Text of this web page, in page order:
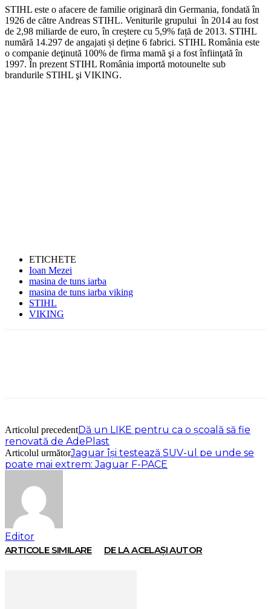
STIHL este o afacere de familie originară din Germania, fondată în
1926 de către Andreas STIHL. Veniturile grupului în 2014 au fost
de 2,98 miliarde de euro, în creștere cu 5,9% față de 2013. STIHL
numără 14.297 de angajati și deține 6 fabrici. STIHL România este
o companie deţinută 100% de firma mamă şi a fost înfiinţată în
1997. În prezent STIHL România importă motounelte sub
brandurile STIHL şi VIKING.
ETICHETE
Ioan Mezei
masina de tuns iarba
masina de tuns iarba viking
STIHL
VIKING
Articolul precedentDă un LIKE pentru ca o școală să fie
renovată de AdePlast
Articolul următorJaguar îşi testează SUV-ul pe unde se
poate mai extrem: Jaguar F-PACE
Editor
ARTICOLE SIMILARE
DE LA ACELAȘI AUTOR